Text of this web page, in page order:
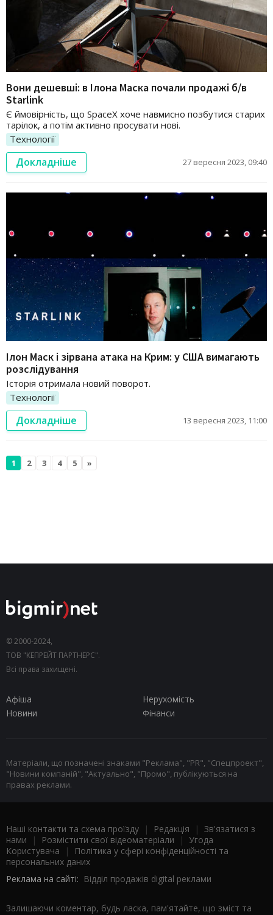
Вони дешевші: в Ілона Маска почали продажі б/в
Starlink
Є ймовірність, що SpaceX хоче навмисно позбутися старих
тарілок, а потім активно просувати нові.
Технології
Докладніше 27 вересня 2023, 09:40
Ілон Маск і зірвана атака на Крим: у США вимагають
розслідування
Історія отримала новий поворот.
Технології
Докладніше 13 вересня 2023, 11:00
1 2 3 4 5 »
© 2000-2024,
ТОВ "КЕПРЕЙТ ПАРТНЕРС".
Всі права захищені.
Афіша
Нерухомість
Новини
Фінанси
Матеріали, що позначені знаками "Реклама", "PR", "Спецпроект",
"Новини компаній", "Актуально", "Промо", публікуються на
правах реклами.
Наші контакти та схема проїзду | Редакція | Зв'язатися з
нами | Розмістити свої відеоматеріали | Угода
Користувача |
Політика у сфері конфіденційності та
персональних даних
Реклама на сайті: Відділ продажів digital реклами
Залишаючи коментар, будь ласка, пам'ятайте, що зміст та